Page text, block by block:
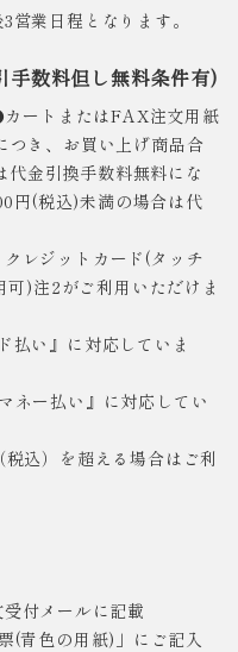
営業日程となります。
手数料但し無料条件有)
ートまたはFAX注文用紙
つき、お買い上げ商品合
金引換手数料無料にな
円(税込)未満の場合は代
レジットカード(タッチ
)注2がご利用いただけま
払い』に対応していま
ネー払い』に対応してい
込）を超える場合はご利
受付メールに記載
(青色の用紙)」にご記入